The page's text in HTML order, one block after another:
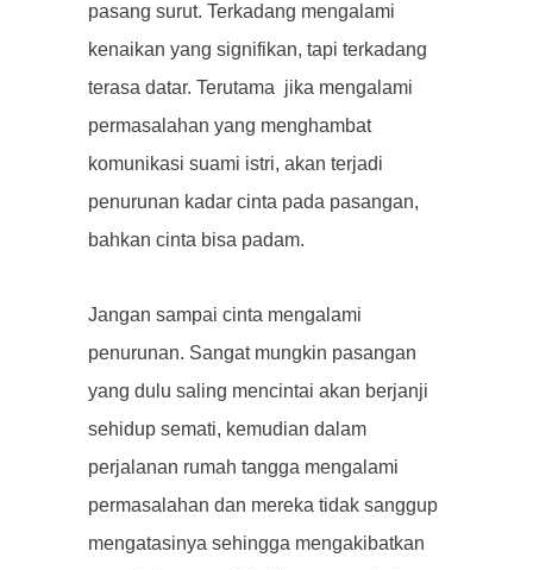
pasang surut. Terkadang mengalami
kenaikan yang signifikan, tapi terkadang
terasa datar. Terutama jika mengalami
permasalahan yang menghambat
komunikasi suami istri, akan terjadi
penurunan kadar cinta pada pasangan,
bahkan cinta bisa padam.
Jangan sampai cinta mengalami
penurunan. Sangat mungkin pasangan
yang dulu saling mencintai akan berjanji
sehidup semati, kemudian dalam
perjalanan rumah tangga mengalami
permasalahan dan mereka tidak sanggup
mengatasinya sehingga mengakibatkan